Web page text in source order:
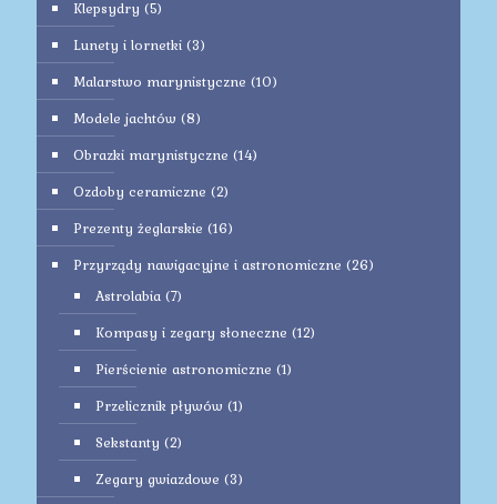
Klepsydry (5)
Lunety i lornetki (3)
Malarstwo marynistyczne (10)
Modele jachtów (8)
Obrazki marynistyczne (14)
Ozdoby ceramiczne (2)
Prezenty żeglarskie (16)
Przyrządy nawigacyjne i astronomiczne (26)
Astrolabia (7)
Kompasy i zegary słoneczne (12)
Pierścienie astronomiczne (1)
Przelicznik pływów (1)
Sekstanty (2)
Zegary gwiazdowe (3)